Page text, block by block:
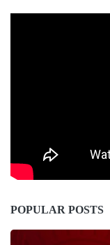
POPULAR POSTS